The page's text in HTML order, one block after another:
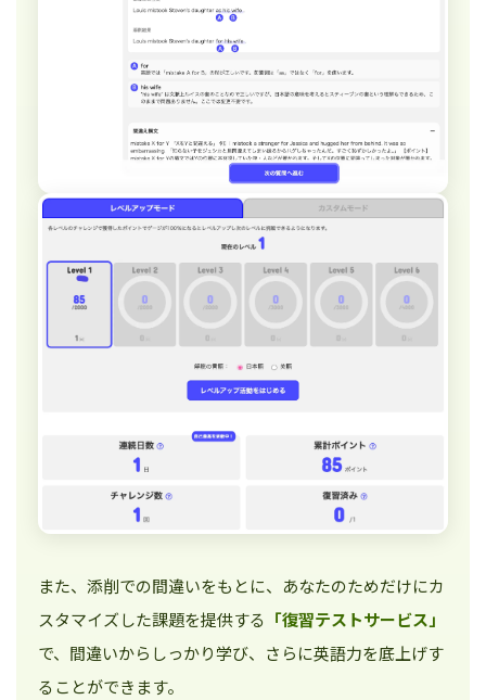
また、添削での間違いをもとに、あなたのためだけにカ
スタマイズした課題を提供する 「復習テストサービス」
で、間違いからしっかり学び、さらに英語力を底上げす
ることができます。